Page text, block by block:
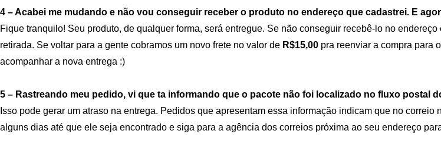
4 – Acabei me mudando e não vou conseguir receber o produto no endereço que cadastrei. E
Fique tranquilo! Seu produto, de qualquer forma, será entregue. Se não conseguir recebê-lo no
retirada. Se voltar para a gente cobramos um novo frete no valor de R$15,00 pra reenviar a compra para
acompanhar a nova entrega :)
5 – Rastreando meu pedido, vi que ta informando que o pacote não foi localizado no fluxo postal
Isso pode gerar um atraso na entrega. Pedidos que apresentam essa informação indicam que no
alguns dias até que ele seja encontrado e siga para a agência dos correios próxima ao seu endereço